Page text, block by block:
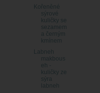
Kořeněné
sýrové
kuličky se
sezamem
a černým
kmínem
Labneh
makbous
eh -
kuličky ze
sýra
labneh